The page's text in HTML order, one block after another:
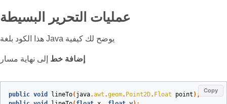
عمليات التحرير البسيطة
هذا الكود بلغة Java يوضح لك كيفية
إضافة خط إلى نهاية مسار
Copy
public void lineTo( java.awt .geom. Point2D. Float point ) ;